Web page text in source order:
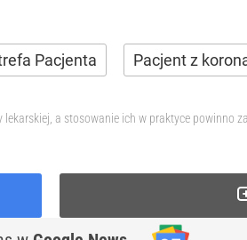
Pacjenta Pacjent z
a stosowanie ich w praktyce powinno